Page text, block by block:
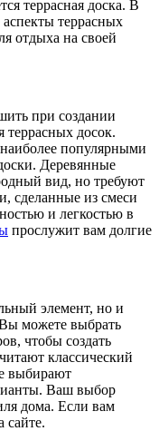
террасная доска. В
террасных
отдыха на своей
при создании
террасных досок.
популярными
Деревянные
вид, но требуют
сделанные из смеси
и легкостью в
прослужит вам долгие
элемент, но и
можете выбрать
чтобы создать
классический
выбирают
Ваш выбор
дома. Если вам
сайте.